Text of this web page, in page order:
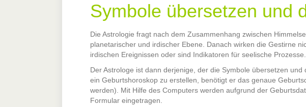
Symbole übersetzen und
Die Astrologie fragt nach dem Zusammenhang zwischen
planetarischer und irdischer Ebene. Danach wirken die Gestirne
irdischen Ereignissen oder sind Indikatoren für seelische Prozesse.
Der Astrologe ist dann derjenige, der die Symbole übersetzen
ein Geburtshoroskop zu erstellen, benötigt er das genaue
werden). Mit Hilfe des Computers werden aufgrund der
Formular eingetragen.